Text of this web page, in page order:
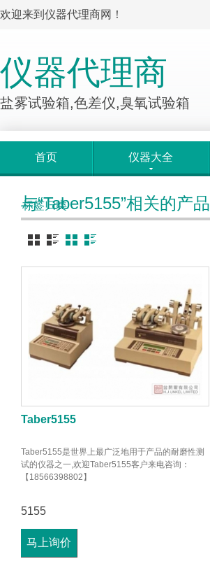
欢迎来到仪器代理商网！
仪器代理商
盐雾试验箱,色差仪,臭氧试验箱
首页 仪器大全
标签归类
与“Taber5155”相关的产品
Taber5155
Taber5155是世界上最广泛地用于产品的耐磨性测
试的仪器之一,欢迎Taber5155客户来电咨询：
【18566398802】
5155
马上询价